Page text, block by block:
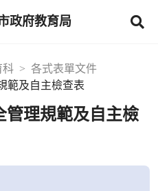
政府教育局
科
各式表單文件
範及自主檢查表
管理規範及自主檢